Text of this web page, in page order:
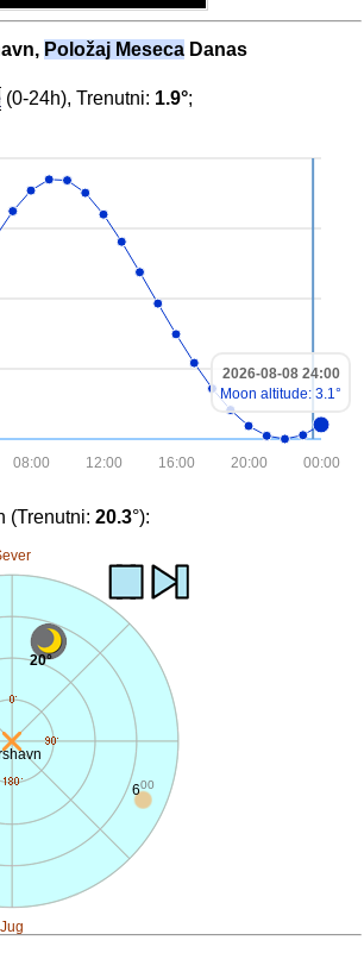
Položaj MesecaDanas
(0-24h), Trenutni: 1.9°;
00:00
20:00
16:00
12:00
08:00
2026-08-08 24:00
Moon altitude: 3.1°
(Trenutni: 20.3°):
600
20°
Jug